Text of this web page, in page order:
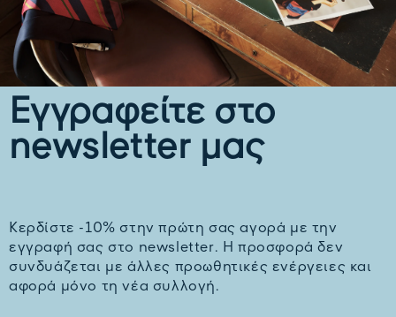
Εγγραφείτε στο
newsletter μας
Kερδίστε -10% στην πρώτη σας αγορά με την
εγγραφή σας στο newsletter. H προσφορά δεν
συνδυάζεται με άλλες προωθητικές ενέργειες και
αφορά μόνο τη νέα συλλογή.